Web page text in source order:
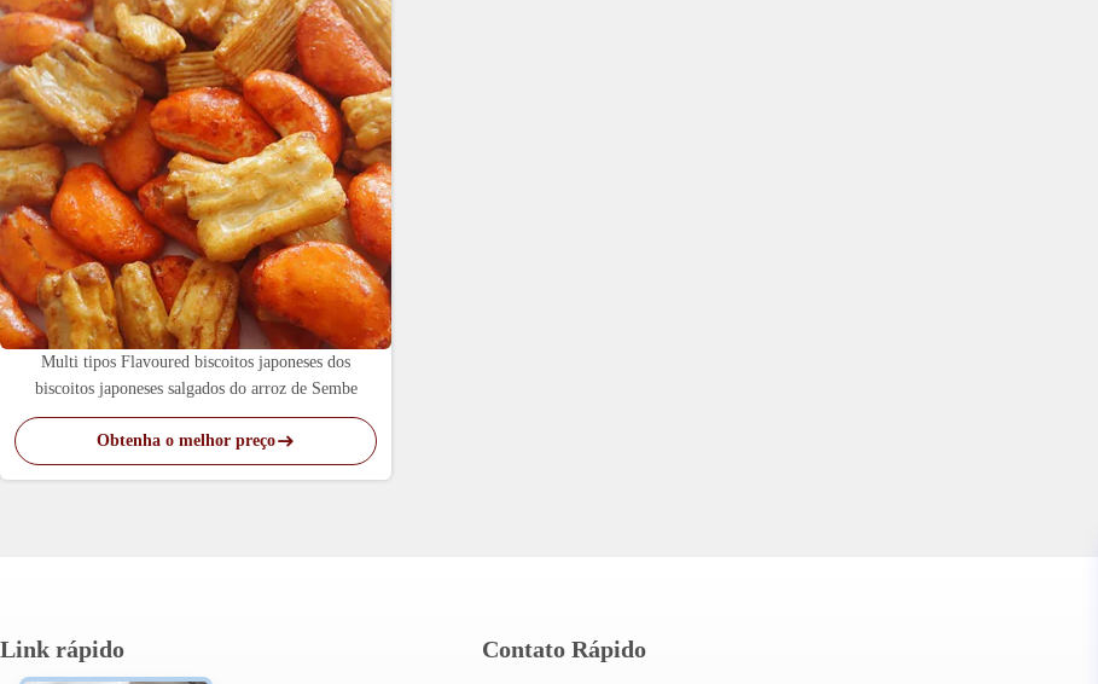
Multi tipos Flavoured biscoitos japoneses dos
biscoitos japoneses salgados do arroz de Sembe
Obtenha o melhor preço
Link rápido Contato Rápido